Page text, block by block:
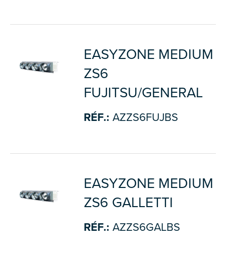
EASYZONE MEDIUM
ZS6
FUJITSU/GENERAL
RÉF.: AZZS6FUJBS
EASYZONE MEDIUM
ZS6 GALLETTI
RÉF.: AZZS6GALBS